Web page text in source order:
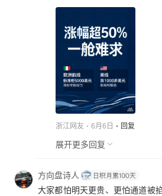
浙江网友 6月6日 回复
展开更多回复
方向盘诗人
大家都怕明天更贵、更怕通道被